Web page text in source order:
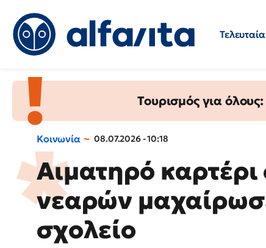
Τουρισμός για
Κοινωνία 08.07.2026 - 10:18
Αιματηρό
νεαρών
σχολείο